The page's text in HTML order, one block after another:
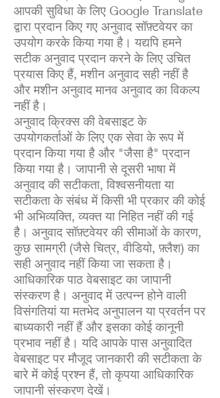
आपकी सुविधा के लिए Google Translate
द्वारा प्रदान किए गए अनुवाद सॉफ़्टवेयर का
उपयोग करके किया गया है। यद्यपि हमने
सटीक अनुवाद प्रदान करने के लिए उचित
प्रयास किए हैं, मशीन अनुवाद सही नहीं है
और मशीन अनुवाद मानव अनुवाद का विकल्प
नहीं है।
अनुवाद क्रिक्स की वेबसाइट के
उपयोगकर्ताओं के लिए एक सेवा के रूप में
प्रदान किया गया है और "जैसा है" प्रदान
किया गया है। जापानी से दूसरी भाषा में
अनुवाद की सटीकता, विश्वसनीयता या
सटीकता के संबंध में किसी भी प्रकार की कोई
भी अभिव्यक्ति, व्यक्त या निहित नहीं की गई
है। अनुवाद सॉफ़्टवेयर की सीमाओं के कारण,
कुछ सामग्री (जैसे चित्र, वीडियो, फ़्लैश) का
सही अनुवाद नहीं किया जा सकता है।
आधिकारिक पाठ वेबसाइट का जापानी
संस्करण है। अनुवाद में उत्पन्न होने वाली
विसंगतियां या मतभेद अनुपालन या प्रवर्तन पर
बाध्यकारी नहीं हैं और इसका कोई कानूनी
प्रभाव नहीं है। यदि आपके पास अनुवादित
वेबसाइट पर मौजूद जानकारी की सटीकता के
बारे में कोई प्रश्न हैं, तो कृपया आधिकारिक
जापानी संस्करण देखें।